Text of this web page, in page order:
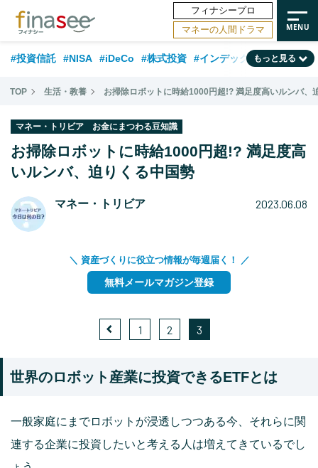
フィナシープロ
マネーの人間ドラマ
#投資信託 #NISA #iDeCo #株式投資 #インデックスファンド
#相談事例 #相続・贈与 #FP #新NISA #ランキング #トレンド
#資産運用業界 #老後 #海外事情
#フィナンシャル・ウェルビーイング #データ・調査
#60代
もっと見る
TOP 生活・教養 お掃除ロボットに時給1000円超!? 満足度高いルンバ、
マネー・トリビア お金にまつわる豆知識
お掃除ロボットに時給1000円超!? 満足度高
いルンバ、迫りくる中国勢
マネー・トリビア 2023.06.08
＼ 資産づくりに役立つ情報が毎週届く！ ／
無料メールマガジン登録
1 2 3
世界のロボット産業に投資できるETFとは
一般家庭にまでロボットが浸透しつつある今、それらに関
連する企業に投資したいと考える人は増えてきているでし